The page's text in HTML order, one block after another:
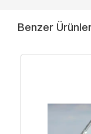
Benzer